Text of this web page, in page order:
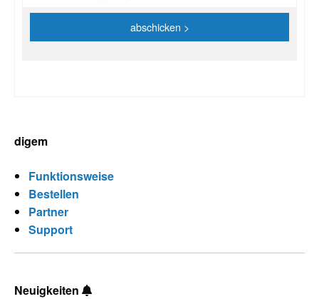
digem
Funktionsweise
Bestellen
Partner
Support
Neuigkeiten